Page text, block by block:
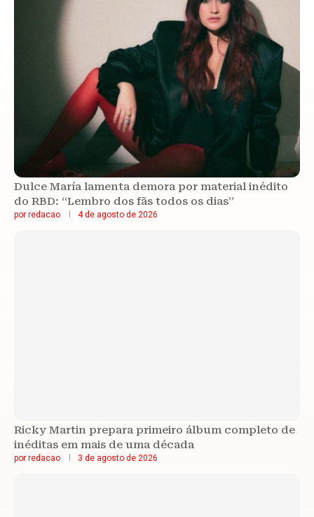
Dulce María lamenta demora por material inédito
do RBD: “Lembro dos fãs todos os dias”
por redacao 4 de agosto de 2026
Ricky Martin prepara primeiro álbum completo de
inéditas em mais de uma década
por redacao 3 de agosto de 2026